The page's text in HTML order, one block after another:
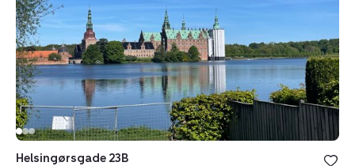
Helsingørsgade 23B